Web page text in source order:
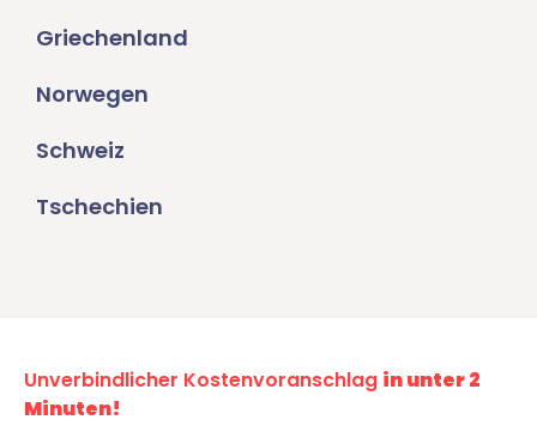
Griechenland
Norwegen
Schweiz
Tschechien
Unverbindlicher Kostenvoranschlag in unter 2
Minuten!